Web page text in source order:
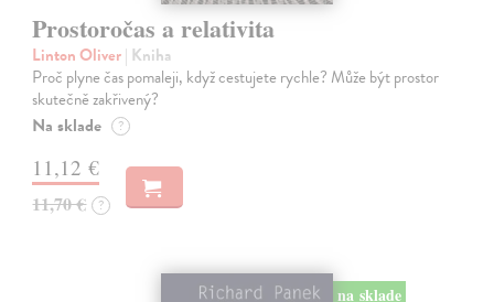
Prostoročas a relativita
Linton Oliver| Kniha
Proč plyne čas pomaleji, když cestujete rychle? Může být prostor
skutečně zakřivený?
Na sklade ?
11,12 €
11,70 € ?
na sklade